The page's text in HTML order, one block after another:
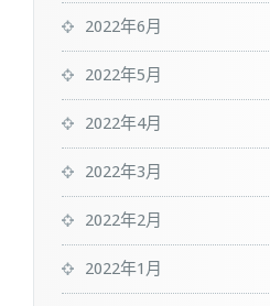
2022年6月
2022年5月
2022年4月
2022年3月
2022年2月
2022年1月